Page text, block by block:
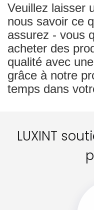
Veuillez laisser
nous savoir ce
assurez - vous
acheter des
qualité avec
grâce à notre
temps dans
LUXINT